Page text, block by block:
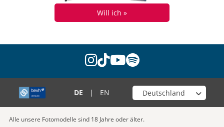
Will ich »
instagram
tiktok
youtube
spotify
DE | EN Wähle deinen Shop
Alle unsere Fotomodelle sind 18 Jahre oder älter.